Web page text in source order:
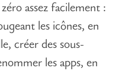
assez facilement :
les icônes, en
créer des sous-
les apps, en